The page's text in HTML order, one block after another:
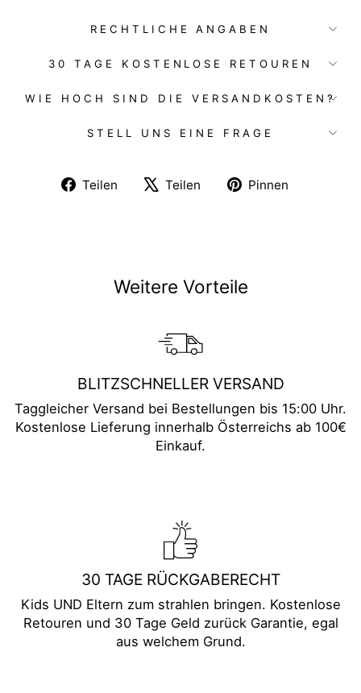
RECHTLICHE ANGABEN
30 TAGE KOSTENLOSE RETOUREN
WIE HOCH SIND DIE VERSANDKOSTEN?
STELL UNS EINE FRAGE
Teilen
Auf
Teilen
Auf
Pinnen
Weitere Vorteile
BLITZSCHNELLER VERSAND
Taggleicher Versand bei Bestellungen bis 15:00 Uhr.
Kostenlose Lieferung innerhalb Österreichs ab 100€
Einkauf.
30 TAGE RÜCKGABERECHT
Kids UND Eltern zum strahlen bringen. Kostenlose
Retouren und 30 Tage Geld zurück Garantie, egal
aus welchem Grund.